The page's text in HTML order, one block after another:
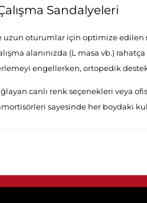
Sandalyeleri
uzun oturumlar için optimize edilen
alanınızda (L masa vb.)
engellerken, ortopedik
canlı renk seçenekleri veya
sayesinde her boydaki